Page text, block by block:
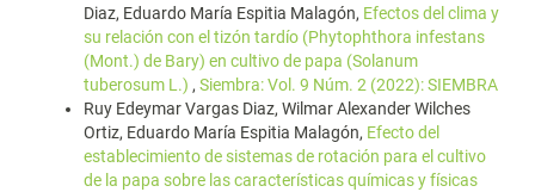
Diaz, Eduardo María Espitia Malagón, Efectos del clima y
su relación con el tizón tardío (Phytophthora infestans
(Mont.) de Bary) en cultivo de papa (Solanum
tuberosum L.) , Siembra: Vol. 9 Núm. 2 (2022): SIEMBRA
Ruy Edeymar Vargas Diaz, Wilmar Alexander Wilches
Ortiz, Eduardo María Espitia Malagón, Efecto del
establecimiento de sistemas de rotación para el cultivo
de la papa sobre las características químicas y físicas